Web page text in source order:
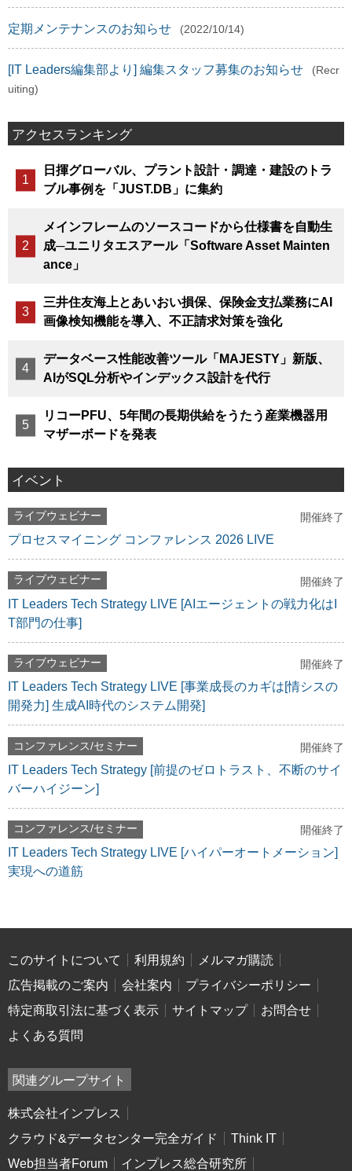
定期メンテナンスのお知らせ (2022/10/14)
[IT Leaders編集部より] 編集スタッフ募集のお知らせ
(Recr
uiting)
アクセスランキング
日揮グローバル、プラント設計・調達・建設のトラ
ブル事例を「JUST.DB」に集約
メインフレームのソースコードから仕様書を自動生
成─ユニリタエスアール「Software Asset Mainten
ance」
三井住友海上とあいおい損保、保険金支払業務にAI
画像検知機能を導入、不正請求対策を強化
データベース性能改善ツール「MAJESTY」新版、
AIがSQL分析やインデックス設計を代行
リコーPFU、5年間の長期供給をうたう産業機器用
マザーボードを発表
イベント
ライブウェビナー 開催終了
プロセスマイニング コンファレンス 2026 LIVE
ライブウェビナー 開催終了
IT Leaders Tech Strategy LIVE [AIエージェントの戦力化はI
T部門の仕事]
ライブウェビナー 開催終了
IT Leaders Tech Strategy LIVE [事業成長のカギは[情シスの
開発力] 生成AI時代のシステム開発]
コンファレンス/セミナー 開催終了
IT Leaders Tech Strategy [前提のゼロトラスト、不断のサイ
バーハイジーン]
コンファレンス/セミナー 開催終了
IT Leaders Tech Strategy LIVE [ハイパーオートメーション]
実現への道筋
このサイトについて 利用規約
メルマガ購読
広告掲載のご案内
会社案内
プライバシーポリシー
特定商取引法に基づく表示
サイトマップ
お問合せ
よくある質問
関連グループサイト
株式会社インプレス
クラウド&データセンター完全ガイド
Think IT
Web担当者Forum
インプレス総合研究所